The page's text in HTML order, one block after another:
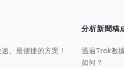
、最便捷的方案！
分析新聞稿
透過Trek數
如何？